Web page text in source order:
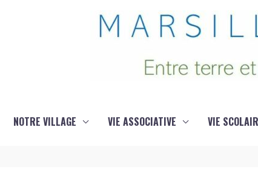
NOTRE VILLAGE VIE ASSOCIATIVE VIE